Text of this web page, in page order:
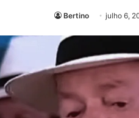
Bertino julho 6,